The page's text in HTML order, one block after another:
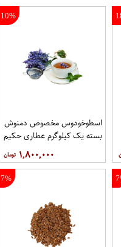
10%
اسطوخودوس مخصوص دمنوش
بسته یک کیلوگرم عطاری حکیم
۱,۸۰۰,۰۰۰
7%